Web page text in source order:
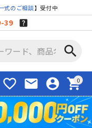
式のご相談】受付中
39
search
favorite_border mail account_circle shopping_cart